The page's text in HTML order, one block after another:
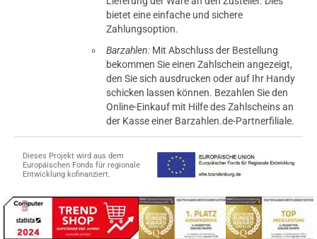
bietet eine einfache und sichere
Zahlungsoption.
Barzahlen: Mit Abschluss der Bestellung
bekommen Sie einen Zahlschein angezeigt,
den Sie sich ausdrucken oder auf Ihr Handy
schicken lassen können. Bezahlen Sie den
Online-Einkauf mit Hilfe des Zahlscheins an
der Kasse einer Barzahlen.de-Partnerfiliale.
Dieses Projekt wird aus dem
Europäischen Fonds für regionale
Entwicklung kofinanziert.